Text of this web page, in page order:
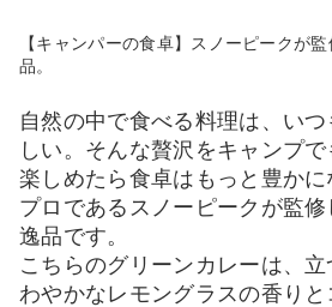
【キャンパーの食卓】スノーピークが
品。
自然の中で食べる料理は、い
しい。そんな贅沢をキャンプ
楽しめたら食卓はもっと豊か
プロであるスノーピークが監
逸品です。
こちらのグリーンカレーは、
わやかなレモングラスの香り